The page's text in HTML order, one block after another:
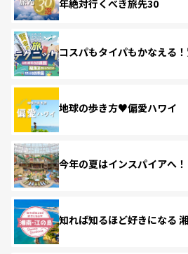
年絶対行くべき旅先30
コスパもタイパもかなえる
地球の歩き方♥偏愛ハワイ
今年の夏はインスパイアへ！
知れば知るほど好きになる